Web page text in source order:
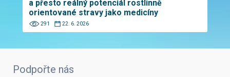
a přesto reálný potenciál rostlinně
orientované stravy jako medicíny
291 22. 6. 2026
Podpořte nás